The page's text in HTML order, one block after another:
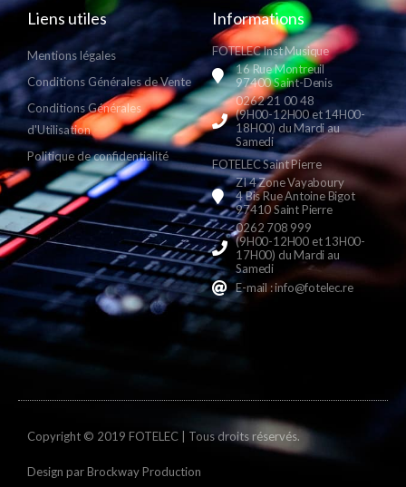
Liens utiles
Mentions légales
Conditions Générales de Vente
Conditions Générales
d'Utilisation
Politique de confidentialité
Informations
FOTELEC Inst Musique
16 Rue Montreuil
97400 Saint-Denis
0262 21 00 48
(9H00-12H00 et 14H00-
18H00) du Mardi au
Samedi
FOTELEC Saint Pierre
ZI 4 Zone Vayaboury
4 Bis Rue Antoine Bigot
97410 Saint Pierre
0262 708 999
(9H00-12H00 et 13H00-
17H00) du Mardi au
Samedi
E-mail : info@fotelec.re
Copyright © 2019 FOTELEC | Tous droits réservés.
Design parBrockway Production